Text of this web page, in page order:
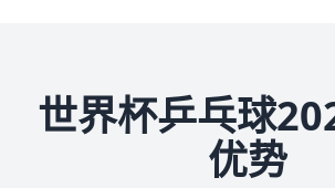
世界杯乒乓球
优势